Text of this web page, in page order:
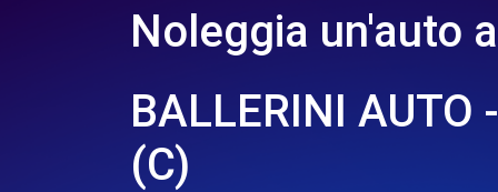
Noleggia un'auto a
BALLERINI AUTO
(C)